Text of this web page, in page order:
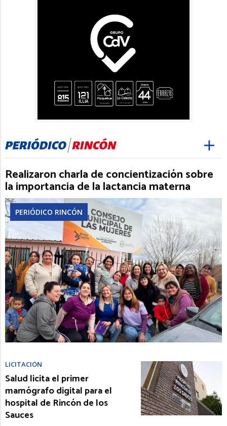
Realizaron charla de concientización sobre
la importancia de la lactancia materna
PERIÓDICO RINCÓN
LICITACIÓN
Salud licita el primer
mamógrafo digital para el
hospital de Rincón de los
Sauces